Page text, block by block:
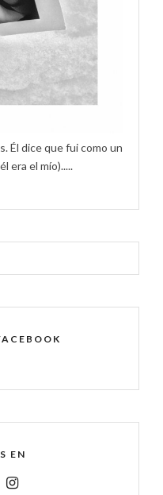
Él dice que fui como un
era el mío).....
EN